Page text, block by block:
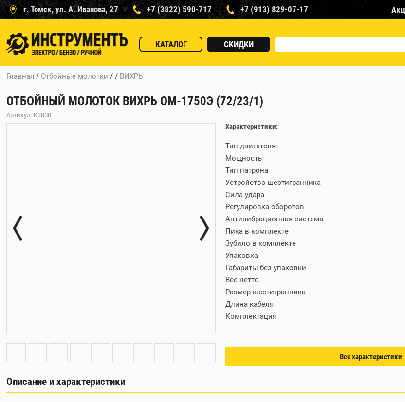
г. Томск, ул. А. Иванова, 27 +7 (3822) 590-717 +7 (913) 829-07-17
КАТАЛОГ СКИДКИ
Главная / Отбойные молотки / / ВИХРЬ
ОТБОЙНЫЙ МОЛОТОК ВИХРЬ ОМ-1750Э (72/23/1)
Артикул: K2000
Характеристики:
Тип двигателя
Мощность
Тип патрона
Устройство шестигранника
Сила удара
Регулировка оборотов
Антивибрационная система
Пика в комплекте
Зубило в комплекте
Упаковка
Габариты без упаковки
Вес нетто
Размер шестигранника
Длина кабеля
Комплектация
Все характеристики
Описание и характеристики